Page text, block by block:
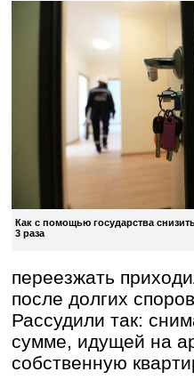
Как с помощью государства
3 раза
переезжать
после долгих
Рассудили так:
сумме, идущей на
собственную